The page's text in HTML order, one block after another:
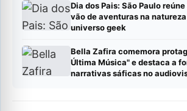
Dia dos Pais: São Paulo
vão de aventuras na
universo geek
Bella Zafira comemora
Última Música" e destaca a
narrativas sáficas no